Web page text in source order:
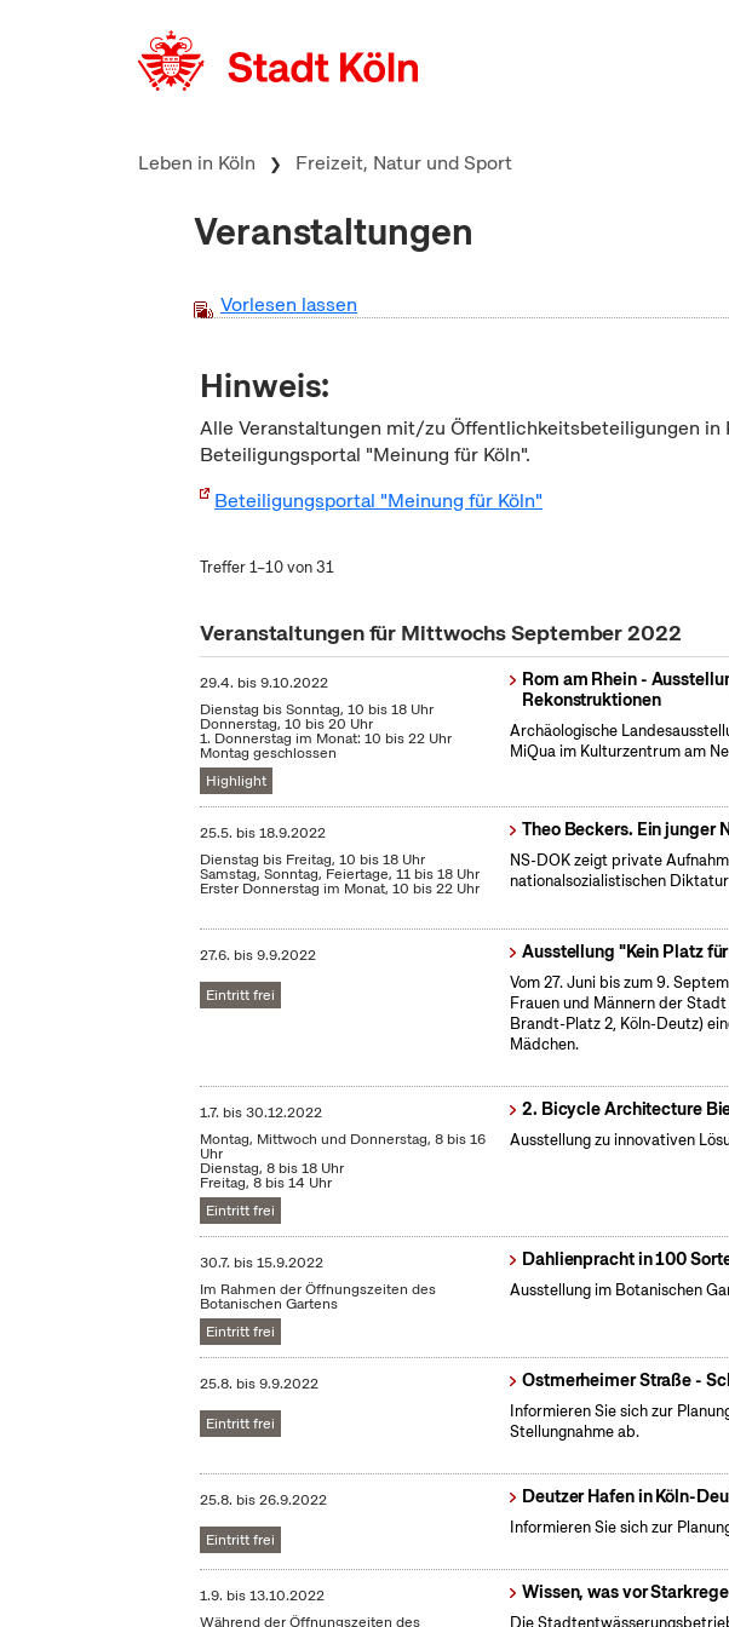
Leben in Köln Freizeit, Natur und Sport
Veranstaltungen
Vorlesen lassen
Hinweis:
Alle Veranstaltungen mit/zu Öffentlichkeitsbeteiligungen in
Beteiligungsportal "Meinung für Köln".
Beteiligungsportal "Meinung für Köln"
Treffer 1–10 von 31
Veranstaltungen für Mittwochs September 2022
29.4. bis9.10.2022
Dienstag bis Sonntag, 10 bis 18 Uhr
Donnerstag, 10 bis 20 Uhr
1. Donnerstag im Monat: 10 bis 22 Uhr
Montag geschlossen
Highlight
Rom am Rhein -
Rekonstruktionen
Archäologische
MiQua im Kulturzentrum am
25.5. bis18.9.2022
Dienstag bis Freitag, 10 bis 18 Uhr
Samstag, Sonntag, Feiertage, 11 bis 18 Uhr
Erster Donnerstag im Monat, 10 bis 22 Uhr
Theo Beckers. Ein junger
NS-DOK zeigt private
nationalsozialistischen Diktatur
27.6. bis9.9.2022
Eintritt frei
Ausstellung "Kein Platz
Vom 27. Juni bis zum 9.
Frauen und Männern der
Brandt-Platz 2, Köln-Deutz)
Mädchen.
1.7. bis30.12.2022
Montag, Mittwoch und Donnerstag, 8 bis 16
Uhr
Dienstag, 8 bis 18 Uhr
Freitag, 8 bis 14 Uhr
Eintritt frei
2. Bicycle Architecture
Ausstellung zu innovativen
30.7. bis15.9.2022
Im Rahmen der Öffnungszeiten des
Botanischen Gartens
Eintritt frei
Dahlienpracht in 100
Ausstellung im Botanischen
25.8. bis9.9.2022
Eintritt frei
Ostmerheimer Straße -
Informieren Sie sich zur
Stellungnahme ab.
25.8. bis26.9.2022
Eintritt frei
Deutzer Hafen in Köln-
Informieren Sie sich zur
1.9. bis13.10.2022
Während der Öffnungszeiten des
Wissen, was vor